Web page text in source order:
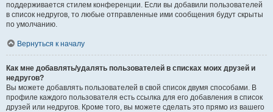
поддерживается стилем конференции. Если вы добавили пользователей
в список недругов, то любые отправленные ими сообщения будут скрыты
по умолчанию.
Вернуться к началу
Как мне добавлять/удалять пользователей в списках моих друзей и
недругов?
Вы можете добавлять пользователей в свой список двумя способами. В
профиле каждого пользователя есть ссылка для его добавления в список
друзей или недругов. Кроме того, вы можете сделать это прямо из вашего